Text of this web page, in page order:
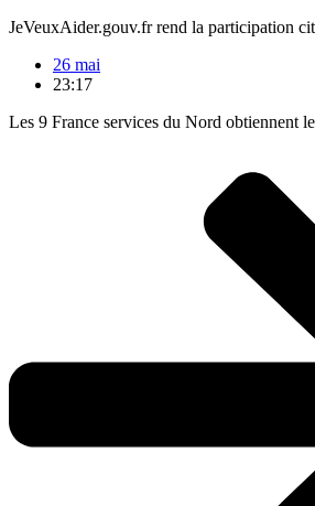
JeVeuxAider.gouv.fr rend la participation
26 mai
23:17
Les 9 France services du Nord obtiennent